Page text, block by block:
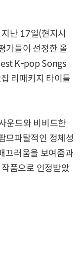
난 17일(현지시
가들이 선정한 올
K-pop Songs
리패키지 타이틀
운드와 비비드한
므파탈적인 정체성
끄러움을 보여줌과
품으로 인정받았